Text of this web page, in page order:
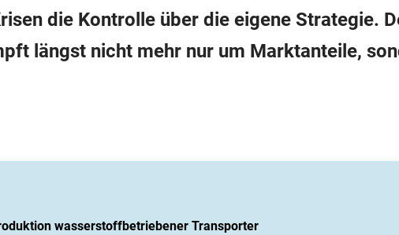
die Kontrolle über die eigene Strategie.
längst nicht mehr nur um Marktanteile,
wasserstoffbetriebener Transporter